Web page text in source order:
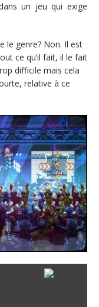
un jeu qui exige
le genre? Non. Il est
ce qu’il fait, il le fait
difficile mais cela
relative à ce